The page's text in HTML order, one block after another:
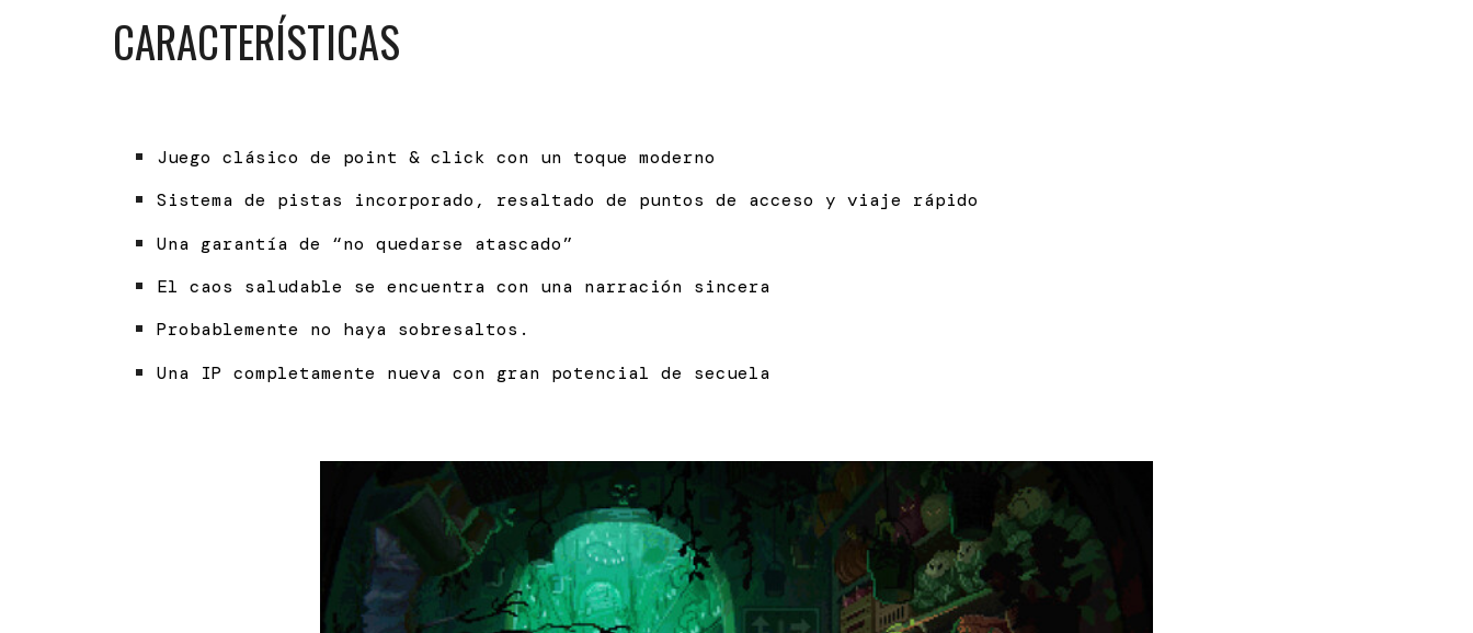
CARACTERÍSTICAS
Juego clásico de point & click con un toque moderno
Sistema de pistas incorporado, resaltado de puntos de acceso y viaje rápido
Una garantía de “no quedarse atascado”
El caos saludable se encuentra con una narración sincera
Probablemente no haya sobresaltos.
Una IP completamente nueva con gran potencial de secuela